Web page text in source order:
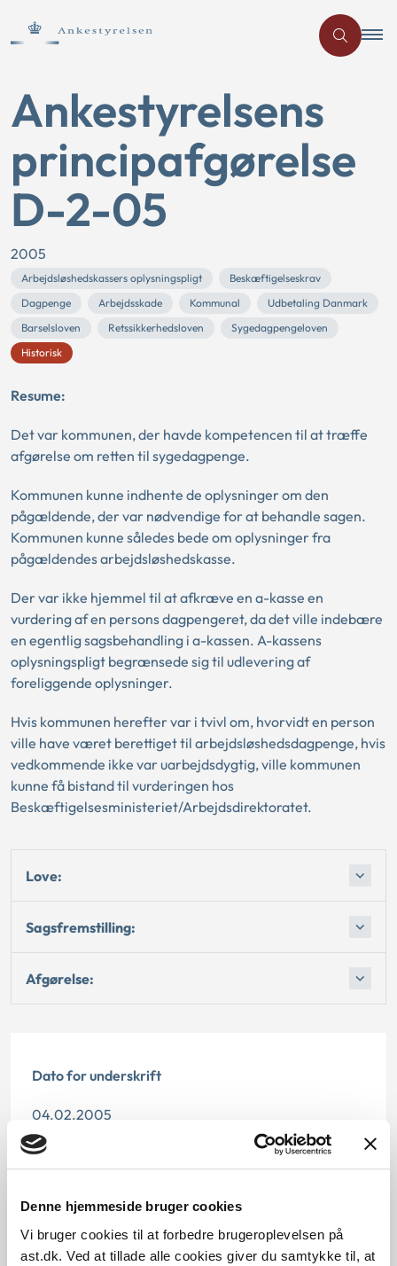
Denne hjemmeside bruger cookies
Vi bruger cookies til at forbedre brugeroplevelsen på
ast.dk. Ved at tillade alle cookies giver du samtykke til, at
Ankestyrelsens
principafgørelse
D-2-05
2005
Arbejdsløshedskassers oplysningspligt
Beskæftigelseskrav
Dagpenge
Arbejdsskade Kommunal
Udbetaling Danmark
Barselsloven
Retssikkerhedsloven
Sygedagpengeloven
Historisk
Resume:
Det var kommunen, der havde kompetencen til at træffe
afgørelse om retten til sygedagpenge.
Kommunen kunne indhente de oplysninger om den
pågældende, der var nødvendige for at behandle sagen.
Kommunen kunne således bede om oplysninger fra
pågældendes arbejdsløshedskasse.
Der var ikke hjemmel til at afkræve en a-kasse en
vurdering af en persons dagpengeret, da det ville indebære
en egentlig sagsbehandling i a-kassen. A-kassens
oplysningspligt begrænsede sig til udlevering af
foreliggende oplysninger.
Hvis kommunen herefter var i tvivl om, hvorvidt en person
ville have været berettiget til arbejdsløshedsdagpenge, hvis
vedkommende ikke var uarbejdsdygtig, ville kommunen
kunne få bistand til vurderingen hos
Beskæftigelsesministeriet/Arbejdsdirektoratet.
Love:
Sagsfremstilling:
Afgørelse:
Dato for underskrift
04.02.2005
Offentliggørelsesdato
Denne principafgørelse er kasseret den 30. august
2013, da den er erstattet af principafgørelse 107-13.